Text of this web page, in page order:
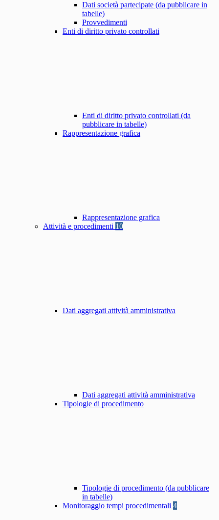
Dati società partecipate (da pubblicare in
tabelle)
Provvedimenti
Enti di diritto privato controllati
Enti di diritto privato controllati (da
pubblicare in tabelle)
Rappresentazione grafica
Rappresentazione grafica
Attività e procedimenti 10
Dati aggregati attività amministrativa
Dati aggregati attività amministrativa
Tipologie di procedimento
Tipologie di procedimento (da pubblicare
in tabelle)
Monitoraggio tempi procedimentali 4